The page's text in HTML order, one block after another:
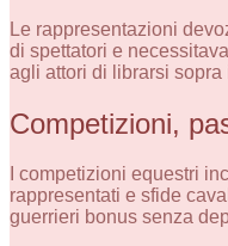
Le rappresentazioni
di spettatori e
agli attori di librarsi
Competizioni,
I competizioni equestri
rappresentati e sfide
guerrieri bonus senza